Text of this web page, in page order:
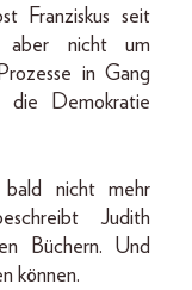
Franziskus seit
aber nicht um
in Gang
die Demokratie
nicht mehr
Judith
Büchern. Und
können.